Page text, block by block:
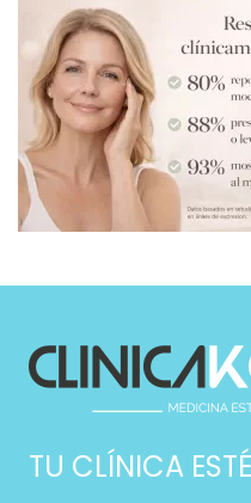
TU CLÍNICA